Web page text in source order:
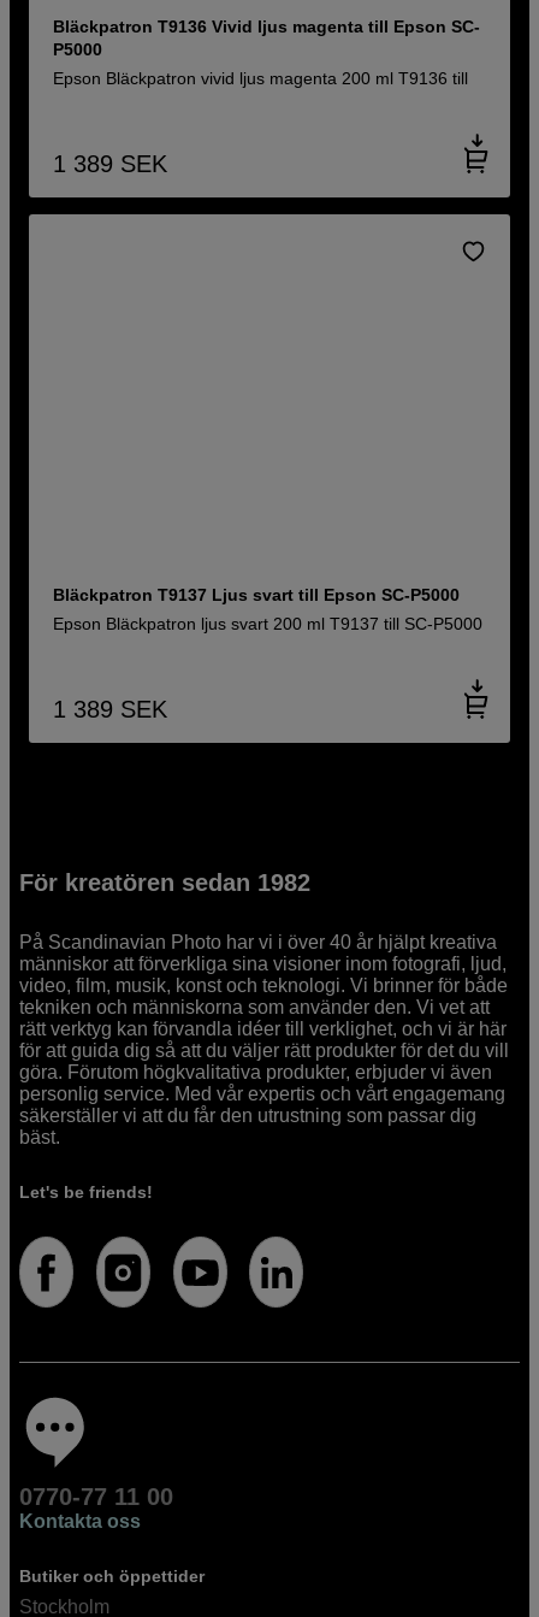
Bläckpatron T9136 Vivid ljus magenta till Epson SC-
P5000
Epson Bläckpatron vivid ljus magenta 200 ml T9136 till
1 389 SEK
Bläckpatron T9137 Ljus svart till Epson SC-P5000
Epson Bläckpatron ljus svart 200 ml T9137 till SC-P5000
1 389 SEK
För kreatören sedan 1982
På Scandinavian Photo har vi i över 40 år hjälpt kreativa
människor att förverkliga sina visioner inom fotografi, ljud,
video, film, musik, konst och teknologi. Vi brinner för både
tekniken och människorna som använder den. Vi vet att
rätt verktyg kan förvandla idéer till verklighet, och vi är här
för att guida dig så att du väljer rätt produkter för det du vill
göra. Förutom högkvalitativa produkter, erbjuder vi även
personlig service. Med vår expertis och vårt engagemang
säkerställer vi att du får den utrustning som passar dig
bäst.
Let's be friends!
0770-77 11 00
Kontakta oss
Butiker och öppettider
Stockholm